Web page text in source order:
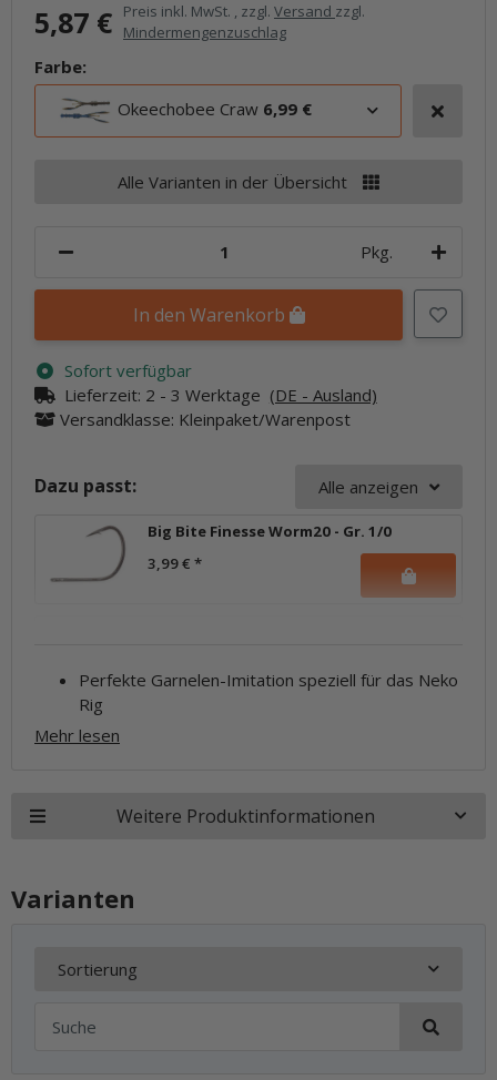
5,87 € Preis inkl. MwSt. , zzgl. Versand zzgl.
Mindermengenzuschlag
Farbe:
Okeechobee Craw 6,99 €
Alle Varianten in der Übersicht
Pkg.
In den Warenkorb
Sofort verfügbar
Lieferzeit: 2 - 3 Werktage (DE - Ausland)
Versandklasse: Kleinpaket/Warenpost
Dazu passt: Alle anzeigen
Big Bite Finesse Worm20 - Gr. 1/0
3,99 € *
Perfekte Garnelen-Imitation speziell für das Neko
Rig
Mehr lesen
Weitere Produktinformationen
Varianten
Sortierung